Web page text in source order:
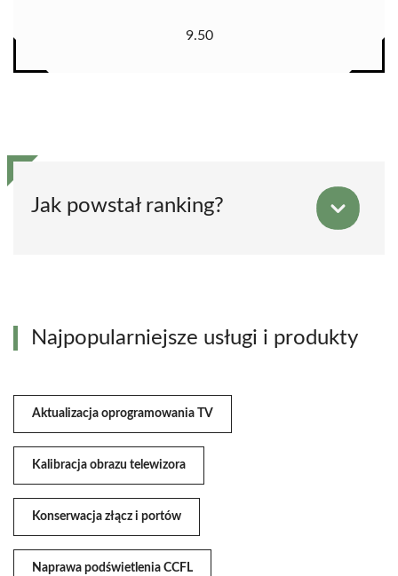
9.50
Jak powstał ranking?
Najpopularniejsze usługi i produkty
Aktualizacja oprogramowania TV
Kalibracja obrazu telewizora
Konserwacja złącz i portów
Naprawa podświetlenia CCFL